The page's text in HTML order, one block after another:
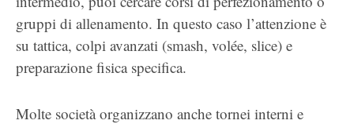
gruppi di allenamento. In questo caso l’attenzione è
su tattica, colpi avanzati (smash, volée, slice) e
preparazione fisica specifica.
Molte società organizzano anche tornei interni e